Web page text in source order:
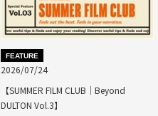
FEATURE
2026/07/24
【SUMMER FILM CLUB｜Beyond
DULTON Vol.3】